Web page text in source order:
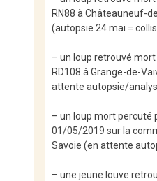
RN88 à Châteauneuf-
(autopsie 24 mai =
– un loup retrouvé
RD108 à Grange-de-
attente autopsie/
– un loup mort percuté
01/05/2019 sur la
Savoie (en attente
– une jeune louve